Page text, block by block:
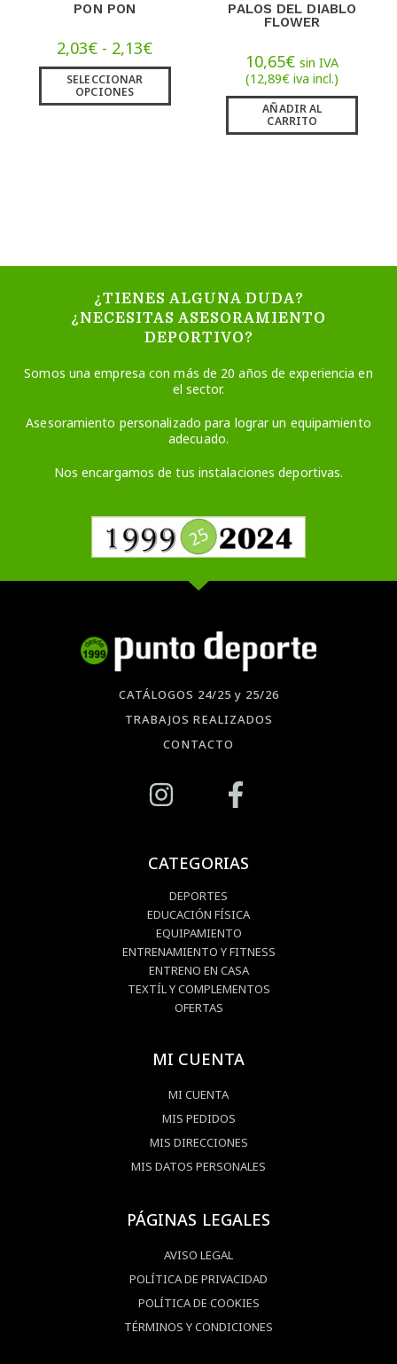
PON PON
2,03€ - 2,13€
SELECCIONAR
OPCIONES
PALOS DEL DIABLO
FLOWER
10,65€ sin IVA
(12,89€ iva incl.)
AÑADIR AL
CARRITO
¿TIENES ALGUNA DUDA?
¿NECESITAS ASESORAMIENTO
DEPORTIVO?
Somos una empresa con más de 20 años de experiencia en
el sector.
Asesoramiento personalizado para lograr un equipamiento
adecuado.
Nos encargamos de tus instalaciones deportivas.
CATÁLOGOS 24/25 y 25/26
TRABAJOS REALIZADOS
CONTACTO
CATEGORIAS
DEPORTES
EDUCACIÓN FÍSICA
EQUIPAMIENTO
ENTRENAMIENTO Y FITNESS
ENTRENO EN CASA
TEXTÍL Y COMPLEMENTOS
OFERTAS
MI CUENTA
MI CUENTA
MIS PEDIDOS
MIS DIRECCIONES
MIS DATOS PERSONALES
PÁGINAS LEGALES
AVISO LEGAL
POLÍTICA DE PRIVACIDAD
POLÍTICA DE COOKIES
TÉRMINOS Y CONDICIONES